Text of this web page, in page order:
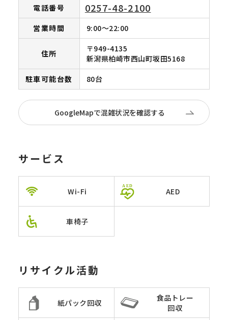
電話番号 0257-48-2100
営業時間 9:00～22:00
住所
〒949-4135
新潟県柏崎市西山町坂田5168
駐車可能台数
80台
GoogleMapで混雑状況を確認する
サービス
Wi-Fi AED
車椅子
リサイクル活動
紙パック回収
食品トレー
回収